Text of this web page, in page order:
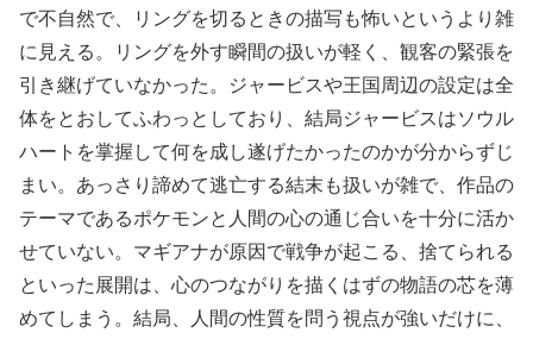
で不自然で、リングを切るときの描写も怖いというより雑
に見える。リングを外す瞬間の扱いが軽く、観客の緊張を
引き継げていなかった。ジャービスや王国周辺の設定は全
体をとおしてふわっとしており、結局ジャービスはソウル
ハートを掌握して何を成し遂げたかったのかが分からずじ
まい。あっさり諦めて逃亡する結末も扱いが雑で、作品の
テーマであるポケモンと人間の心の通じ合いを十分に活か
せていない。マギアナが原因で戦争が起こる、捨てられる
といった展開は、心のつながりを描くはずの物語の芯を薄
めてしまう。結局、人間の性質を問う視点が強いだけに、